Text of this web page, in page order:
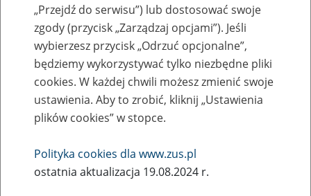
Błąd 404
Przejdź do strony głównej
„Przejdź do serwisu”) lub dostosować swoje
zgody (przycisk „Zarządzaj opcjami”). Jeśli
wybierzesz przycisk „Odrzuć opcjonalne”,
będziemy wykorzystywać tylko niezbędne pliki
cookies. W każdej chwili możesz zmienić swoje
ustawienia. Aby to zrobić, kliknij „Ustawienia
plików cookies” w stopce.
Polityka cookies dla www.zus.pl
ostatnia aktualizacja 19.08.2024 r.